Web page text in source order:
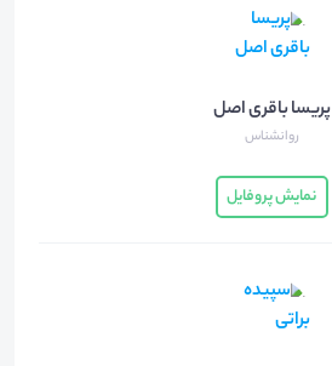
پریسا باقری اصل
روانشناس
نمایش پروفایل